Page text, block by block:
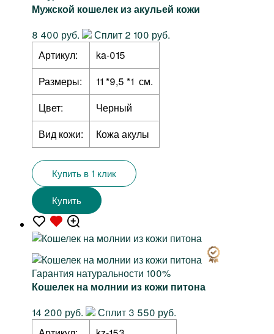
Мужской кошелек из акульей кожи
8 400 руб.
Сплит 2 100 руб.
Артикул:
ka-015
Размеры:
11 *9,5 *1 см.
Цвет:
Черный
Вид кожи:
Кожа акулы
Купить в 1 клик
Купить
Гарантия натуральности 100%
Кошелек на молнии из кожи питона
14 200 руб.
Сплит 3 550 руб.